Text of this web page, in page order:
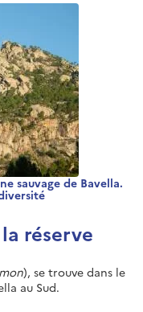
sauvage de Bavella.
réserve
), se trouve dans le
au Sud.